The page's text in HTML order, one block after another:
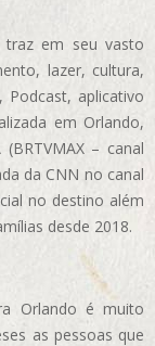
em seu vasto
lazer, cultura,
aplicativo
em Orlando,
– canal
da CNN no canal
no destino além
desde 2018.
Orlando é muito
as pessoas que